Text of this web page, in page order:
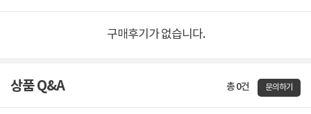
구매후기가 없습니다.
상품 Q&A 총 0건 문의하기